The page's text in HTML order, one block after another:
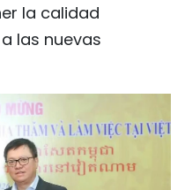
la calidad
las nuevas